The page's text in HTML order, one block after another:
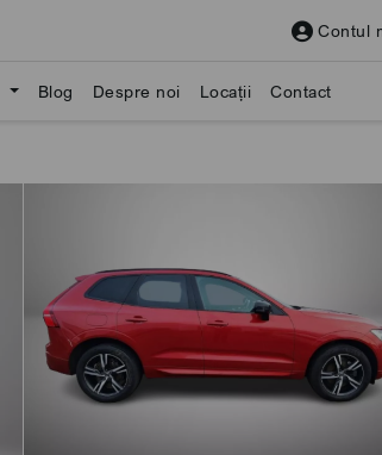
Contul
Blog Despre noi Locații Contact